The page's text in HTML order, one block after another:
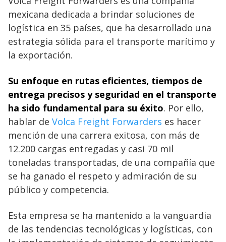
mexicana dedicada a brindar soluciones de
logística en 35 países, que ha desarrollado una
estrategia sólida para el transporte marítimo y
la exportación.
Su enfoque en rutas eficientes, tiempos de
entrega precisos y seguridad en el transporte
ha sido fundamental para su éxito. Por ello,
hablar de Volca Freight Forwarders es hacer
mención de una carrera exitosa, con más de
12.200 cargas entregadas y casi 70 mil
toneladas transportadas, de una compañía que
se ha ganado el respeto y admiración de su
público y competencia.
Esta empresa se ha mantenido a la vanguardia
de las tendencias tecnológicas y logísticas, con